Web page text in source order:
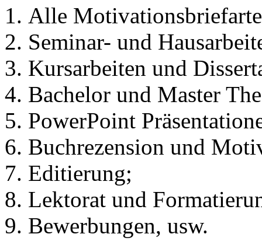
Alle
Seminar- und
Kursarbeiten und
Bachelor und Master
PowerPoint
Buchrezension und
Editierung;
Lektorat und
Bewerbungen, usw.